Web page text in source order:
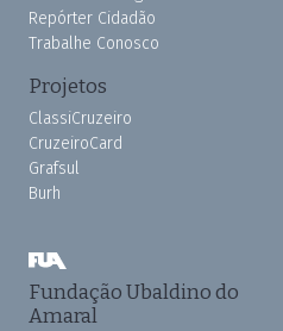
Repórter Cidadão
Trabalhe Conosco
Projetos
ClassiCruzeiro
CruzeiroCard
Grafsul
Burh
Fundação Ubaldino do
Amaral